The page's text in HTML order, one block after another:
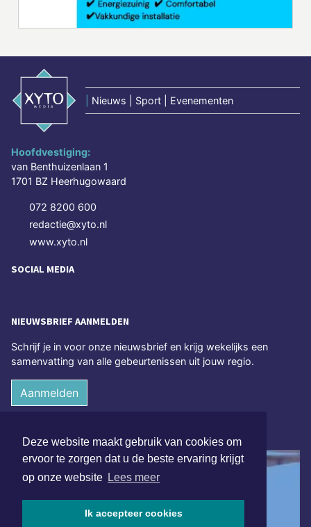
Deze website maakt gebruik van cookies om
ervoor te zorgen dat u de beste ervaring krijgt
op onze website Lees meer
Ik accepteer cookies
Nieuws | Sport | Evenementen
Hoofdvestiging:
van Benthuizenlaan 1
1701 BZ Heerhugowaard
072 8200 600
redactie@xyto.nl
www.xyto.nl
SOCIAL MEDIA
NIEUWSBRIEF AANMELDEN
Schrijf je in voor onze nieuwsbrief en krijg wekelijks een
samenvatting van alle gebeurtenissen uit jouw regio.
Aanmelden